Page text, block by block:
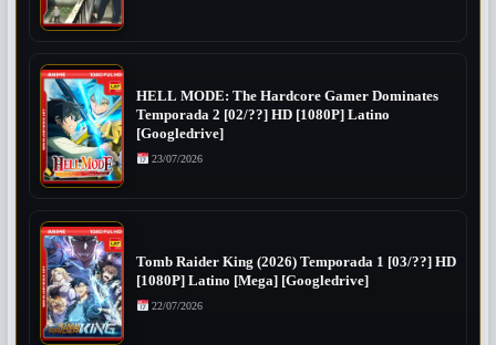
HELL MODE: The Hardcore Gamer Dominates
Temporada 2 [02/??] HD [1080P] Latino
[Googledrive]
23/07/2026
Tomb Raider King (2026) Temporada 1 [03/??] HD
[1080P] Latino [Mega] [Googledrive]
22/07/2026